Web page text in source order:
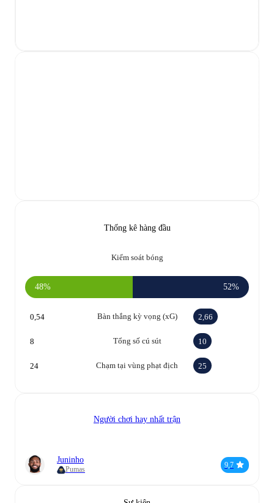
Thống kê hàng đầu
Kiểm soát bóng
48% 52%
Bàn thắng kỳ vọng (xG)
0,54 2,66
Tổng số cú sút
8 10
Chạm tại vùng phạt địch
24 25
Người chơi hay nhất trận
Juninho
Pumas
9,7